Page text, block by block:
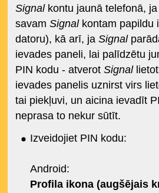
Signalkontu jaunā telefonā,
savam Signalkontam papildu
datoru), kā arī, ja Signal
ievades paneli, lai palīdzētu
PIN kodu - atverot Signal
ievades panelis uznirst virs
tai piekļuvi, un aicina ievadīt
neprasa to nekur sūtīt.
Izveidojiet PIN kodu:
Android:
Profila ikona (augšējais